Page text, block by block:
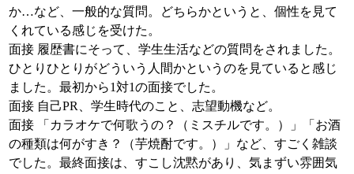
か…など、一般的な質問。どちらかというと、個性を見て
くれている感じを受けた。
面接 履歴書にそって、学生生活などの質問をされました。
ひとりひとりがどういう人間かというのを見ていると感じ
ました。最初から1対1の面接でした。
面接 自己PR、学生時代のこと、志望動機など。
面接 「カラオケで何歌うの？（ミスチルです。）」「お酒
の種類は何がすき？（芋焼酎です。）」など、すごく雑談
でした。最終面接は、すこし沈黙があり、気まずい雰囲気